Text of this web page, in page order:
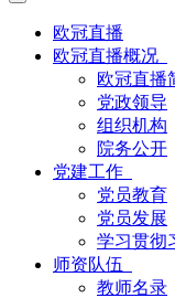
欧冠直播
欧冠直播概况
欧冠直播
党政领导
组织机构
院务公开
党建工作
党员教育
党员发展
学习贯彻
师资队伍
教师名录